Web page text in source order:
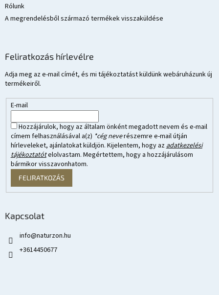
Rólunk
A megrendelésből származó termékek visszaküldése
Feliratkozás hírlevélre
Adja meg az e-mail címét, és mi tájékoztatást küldünk webáruházunk új
termékeiről.
E-mail
Hozzájárulok, hogy az általam önként megadott nevem és e-mail
címem felhasználásával a(z) *cég neverészemre e-mail útján
hírleveleket, ajánlatokat küldjön. Kijelentem, hogy azadatkezelési
tájékoztatótelolvastam. Megértettem, hogy a hozzájárulásom
bármikor visszavonhatom.
FELIRATKOZÁS
Kapcsolat
info@naturzon.hu
+3614450677